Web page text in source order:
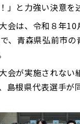
」と力強い決意を
会は、令和８年10
、青森県弘前市の
会が実施されない
島根県代表選手が